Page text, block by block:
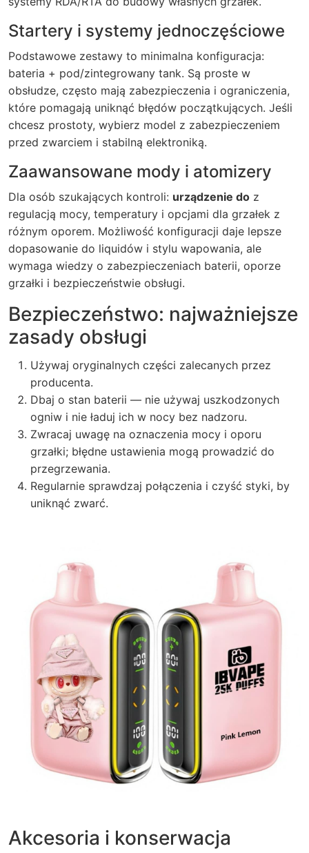
Startery i systemy jednoczęściowe
Podstawowe zestawy to minimalna konfiguracja:
bateria + pod/zintegrowany tank. Są proste w
obsłudze, często mają zabezpieczenia i ograniczenia,
które pomagają uniknąć błędów początkujących. Jeśli
chcesz prostoty, wybierz model z zabezpieczeniem
przed zwarciem i stabilną elektroniką.
Zaawansowane mody i atomizery
Dla osób szukających kontroli: urządzenie do z
regulacją mocy, temperatury i opcjami dla grzałek z
różnym oporem. Możliwość konfiguracji daje lepsze
dopasowanie do liquidów i stylu wapowania, ale
wymaga wiedzy o zabezpieczeniach baterii, oporze
grzałki i bezpieczeństwie obsługi.
Bezpieczeństwo: najważniejsze
zasady obsługi
Używaj oryginalnych części zalecanych przez
producenta.
Dbaj o stan baterii — nie używaj uszkodzonych
ogniw i nie ładuj ich w nocy bez nadzoru.
Zwracaj uwagę na oznaczenia mocy i oporu
grzałki; błędne ustawienia mogą prowadzić do
przegrzewania.
Regularnie sprawdzaj połączenia i czyść styki, by
uniknąć zwarć.
Akcesoria i konserwacja